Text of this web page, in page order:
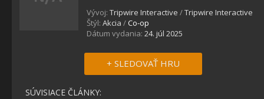
Vývoj: Tripwire Interactive /Tripwire Interactive
Štýl: Akcia /Co-op
Dátum vydania: 24. júl 2025
+ SLEDOVAŤ HRU
SÚVISIACE ČLÁNKY: